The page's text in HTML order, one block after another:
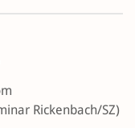
Rickenbach/SZ)